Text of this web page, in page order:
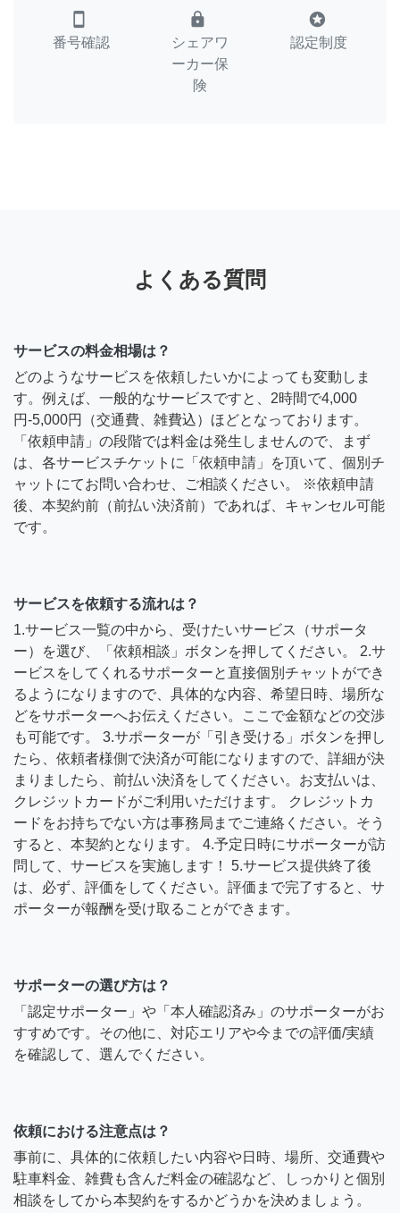
smartphone
番号確認
lock
シェアワ
ーカー保
険
stars
認定制度
よくある質問
サービスの料金相場は？
どのようなサービスを依頼したいかによっても変動しま
す。例えば、一般的なサービスですと、2時間で4,000
円-5,000円（交通費、雑費込）ほどとなっております。
「依頼申請」の段階では料金は発生しませんので、まず
は、各サービスチケットに「依頼申請」を頂いて、個別チ
ャットにてお問い合わせ、ご相談ください。 ※依頼申請
後、本契約前（前払い決済前）であれば、キャンセル可能
です。
サービスを依頼する流れは？
1.サービス一覧の中から、受けたいサービス（サポータ
ー）を選び、「依頼相談」ボタンを押してください。 2.サ
ービスをしてくれるサポーターと直接個別チャットができ
るようになりますので、具体的な内容、希望日時、場所な
どをサポーターへお伝えください。ここで金額などの交渉
も可能です。 3.サポーターが「引き受ける」ボタンを押し
たら、依頼者様側で決済が可能になりますので、詳細が決
まりましたら、前払い決済をしてください。お支払いは、
クレジットカードがご利用いただけます。 クレジットカ
ードをお持ちでない方は事務局までご連絡ください。そう
すると、本契約となります。 4.予定日時にサポーターが訪
問して、サービスを実施します！ 5.サービス提供終了後
は、必ず、評価をしてください。評価まで完了すると、サ
ポーターが報酬を受け取ることができます。
サポーターの選び方は？
「認定サポーター」や「本人確認済み」のサポーターがお
すすめです。その他に、対応エリアや今までの評価/実績
を確認して、選んでください。
依頼における注意点は？
事前に、具体的に依頼したい内容や日時、場所、交通費や
駐車料金、雑費も含んだ料金の確認など、しっかりと個別
相談をしてから本契約をするかどうかを決めましょう。